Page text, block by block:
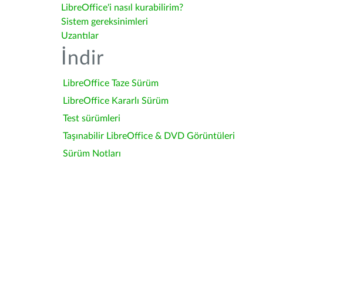
LibreOffice'i nasıl kurabilirim?
Sistem gereksinimleri
Uzantılar
İndir
LibreOffice Taze Sürüm
LibreOffice Kararlı Sürüm
Test sürümleri
Taşınabilir LibreOffice & DVD Görüntüleri
Sürüm Notları